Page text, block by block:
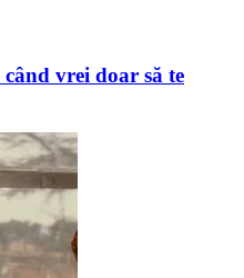
vrei doar să te